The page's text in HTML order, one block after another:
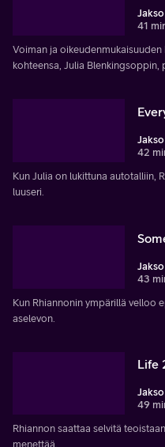
41
Voiman ja oikeudenmukaisuuden
kohteensa, Julia Blenkingsoppin,
42
Kun Julia on lukittuna autotalliin,
luuseri.
43
Kun Rhiannonin ympärillä velloo
aselevon.
Life
49
Rhiannon saattaa selvitä
menettää.